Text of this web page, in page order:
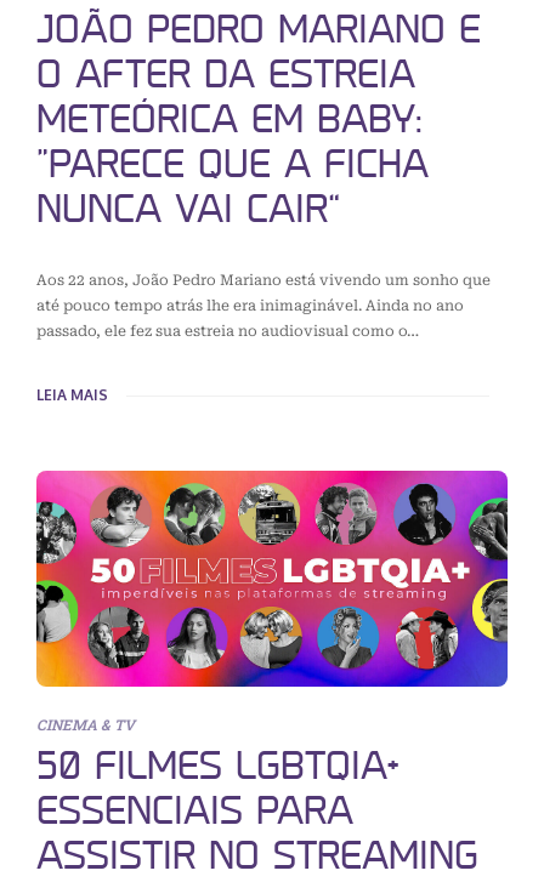
JOÃO PEDRO MARIANO E
O AFTER DA ESTREIA
METEÓRICA EM BABY:
“PARECE QUE A FICHA
NUNCA VAI CAIR”
Aos 22 anos, João Pedro Mariano está vivendo um sonho que
até pouco tempo atrás lhe era inimaginável. Ainda no ano
passado, ele fez sua estreia no audiovisual como o…
LEIA MAIS
CINEMA & TV
50 FILMES LGBTQIA+
ESSENCIAIS PARA
ASSISTIR NO STREAMING